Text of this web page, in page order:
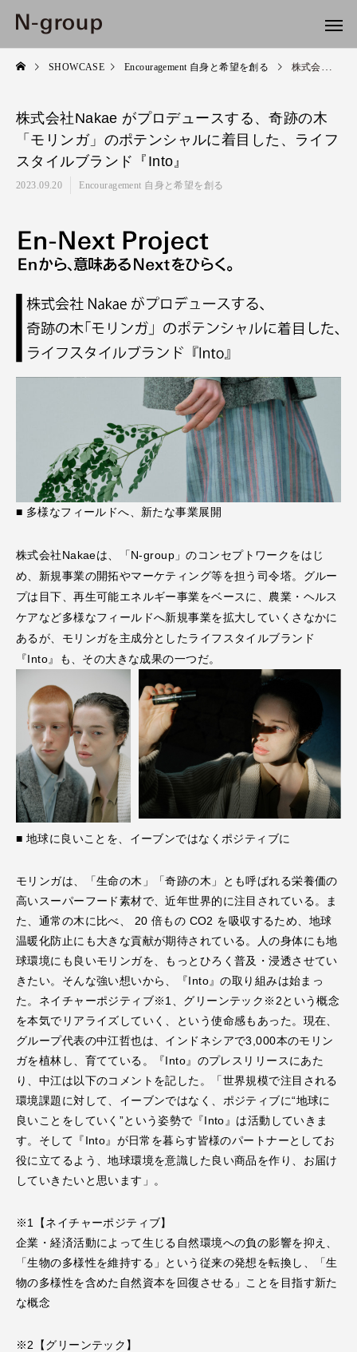
SHOWCASE Encouragement 自身と希望を創る 株式会社Nakae がプロデュースする、奇跡の⽊「モリンガ」のポテンシャルに着⽬した、ライフスタイルブランド『Into』
株式会社Nakae がプロデュースする、奇跡の⽊
「モリンガ」のポテンシャルに着⽬した、ライフ
スタイルブランド『Into』
2023.09.20 Encouragement 自身と希望を創る
■ 多様なフィールドへ、新たな事業展開
株式会社Nakaeは、「N-group」のコンセプトワークをはじ
め、新規事業の開拓やマーケティング等を担う司令塔。グルー
プは⽬下、再⽣可能エネルギー事業をベースに、農業・ヘルス
ケアなど多様なフィールドへ新規事業を拡⼤していくさなかに
あるが、モリンガを主成分としたライフスタイルブランド
『Into』も、その⼤きな成果の⼀つだ。
■ 地球に良いことを、イーブンではなくポジティブに
モリンガは、「⽣命の⽊」「奇跡の⽊」とも呼ばれる栄養価の
⾼いスーパーフード素材で、近年世界的に注⽬されている。ま
た、通常の⽊に⽐べ、 20 倍もの CO2 を吸収するため、地球
温暖化防⽌にも⼤きな貢献が期待されている。⼈の⾝体にも地
球環境にも良いモリンガを、もっとひろく普及・浸透させてい
きたい。そんな強い想いから、『Into』の取り組みは始まっ
た。ネイチャーポジティブ※1、グリーンテック※2という概念
を本気でリアライズしていく、という使命感もあった。現在、
グループ代表の中江哲也は、インドネシアで3,000本のモリン
ガを植林し、育てている。『Into』のプレスリリースにあた
り、中江は以下のコメントを記した。「世界規模で注⽬される
環境課題に対して、イーブンではなく、ポジティブに“地球に
良いことをしていく”という姿勢で『Into』は活動していきま
す。そして『Into』が⽇常を暮らす皆様のパートナーとしてお
役に⽴てるよう、地球環境を意識した良い商品を作り、お届け
していきたいと思います」。
※1【ネイチャーポジティブ】
企業・経済活動によって⽣じる⾃然環境への負の影響を抑え、
「⽣物の多様性を維持する」という従来の発想を転換し、「⽣
物の多様性を含めた⾃然資本を回復させる」ことを⽬指す新た
な概念
※2【グリーンテック】